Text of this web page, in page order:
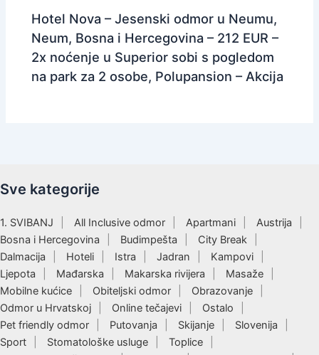
Hotel Nova – Jesenski odmor u Neumu,
Neum, Bosna i Hercegovina – 212 EUR –
2x noćenje u Superior sobi s pogledom
na park za 2 osobe, Polupansion – Akcija
Sve kategorije
1. SVIBANJ All Inclusive odmor Apartmani
Austrija
Bosna i Hercegovina
Budimpešta
City Break
Dalmacija
Hoteli Istra Jadran
Kampovi
Ljepota
Mađarska Makarska rivijera
Masaže
Mobilne kućice
Obiteljski odmor
Obrazovanje
Odmor u Hrvatskoj
Online tečajevi
Ostalo
Pet friendly odmor
Putovanja Skijanje
Slovenija
Sport
Stomatološke usluge
Toplice